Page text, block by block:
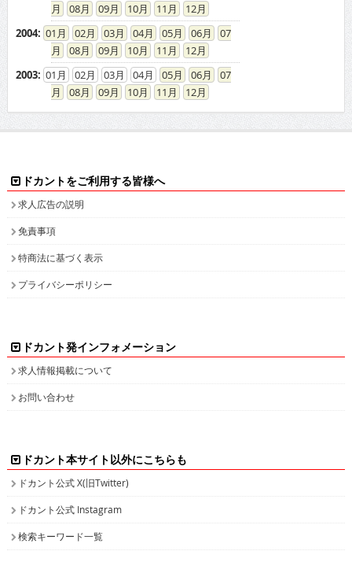
08
09 10 11
12
2004: 01 02 03 04 05 06
07
08
09 10 11
12
2003: 01 02 03 04 05 06
07
08
09 10 11 12
ドカントをご利用する皆様へ
求人広告の説明
免責事項
特商法に基づく表示
プライバシーポリシー
ドカント発インフォメーション
求人情報掲載について
お問い合わせ
ドカント本サイト以外にこちらも
ドカント公式 X(旧Twitter)
ドカント公式 Instagram
検索キーワード一覧